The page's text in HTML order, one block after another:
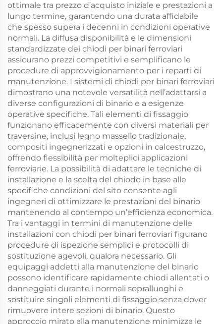
ottimale tra prezzo d’acquisto iniziale e prestazioni a
lungo termine, garantendo una durata affidabile
che spesso supera i decenni in condizioni operative
normali. La diffusa disponibilità e le dimensioni
standardizzate dei chiodi per binari ferroviari
assicurano prezzi competitivi e semplificano le
procedure di approvvigionamento per i reparti di
manutenzione. I sistemi di chiodi per binari ferroviari
dimostrano una notevole versatilità nell’adattarsi a
diverse configurazioni di binario e a esigenze
operative specifiche. Tali elementi di fissaggio
funzionano efficacemente con diversi materiali per
traversine, inclusi legno massello tradizionale,
compositi ingegnerizzati e opzioni in calcestruzzo,
offrendo flessibilità per molteplici applicazioni
ferroviarie. La possibilità di adattare le tecniche di
installazione e la scelta del chiodo in base alle
specifiche condizioni del sito consente agli
ingegneri di ottimizzare le prestazioni del binario
mantenendo al contempo un’efficienza economica.
Tra i vantaggi in termini di manutenzione delle
installazioni con chiodi per binari ferroviari figurano
procedure di ispezione semplici e protocolli di
sostituzione agevoli, qualora necessario. Gli
equipaggi addetti alla manutenzione del binario
possono identificare rapidamente chiodi allentati o
danneggiati durante i normali sopralluoghi e
sostituire singoli elementi di fissaggio senza dover
rimuovere intere sezioni di binario. Questo
approccio mirato alla manutenzione minimizza le